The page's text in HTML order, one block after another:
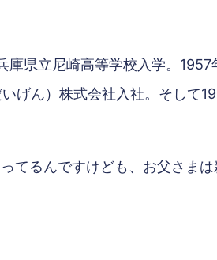
県立尼崎高等学校入学。
げん）株式会社入社。そして
てるんですけども、お父さま